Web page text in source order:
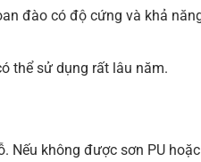
đào có độ cứng và khả
thể sử dụng rất lâu năm.
Nếu không được sơn PU